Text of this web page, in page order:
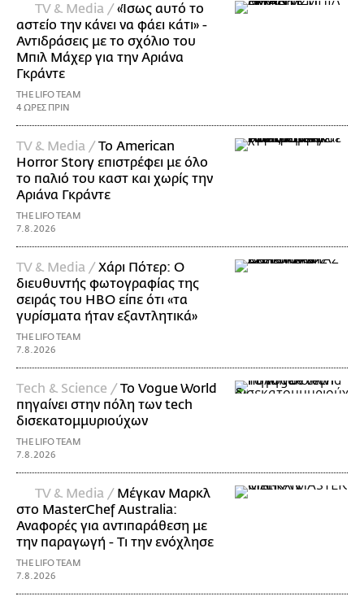
TV & Media /«Ίσως αυτό το
αστείο την κάνει να φάει κάτι» -
Αντιδράσεις με το σχόλιο του
Μπιλ Μάχερ για την Αριάνα
Γκράντε
THE LIFO TEAM
4 ΩΡΕΣ ΠΡΙΝ
TV & Media /Το American
Horror Story επιστρέφει με όλο
το παλιό του καστ και χωρίς την
Αριάνα Γκράντε
THE LIFO TEAM
7.8.2026
TV & Media /Χάρι Πότερ: Ο
διευθυντής φωτογραφίας της
σειράς του HBO είπε ότι «τα
γυρίσματα ήταν εξαντλητικά»
THE LIFO TEAM
7.8.2026
Τech & Science /Το Vogue World
πηγαίνει στην πόλη των tech
δισεκατομμυριούχων
THE LIFO TEAM
7.8.2026
TV & Media / Μέγκαν Μαρκλ
στο MasterChef Australia:
Αναφορές για αντιπαράθεση με
την παραγωγή - Τι την ενόχλησε
THE LIFO TEAM
7.8.2026